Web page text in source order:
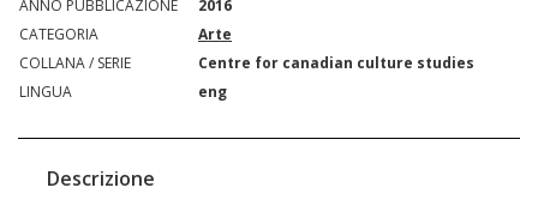
ANNO PUBBLICAZIONE
2016
CATEGORIA
Arte
COLLANA / SERIE
Centre for canadian culture studies
LINGUA
eng
Descrizione